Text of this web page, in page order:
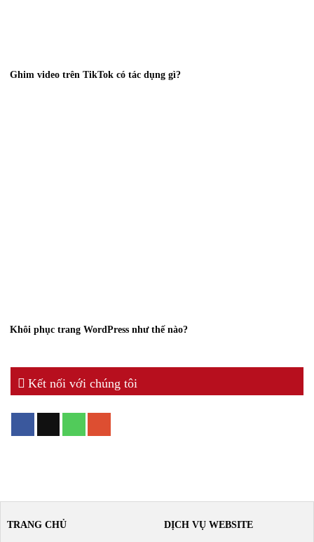
Ghim video trên TikTok có tác dụng gì?
Khôi phục trang WordPress như thế nào?
Kết nối với chúng tôi
TRANG CHỦ DỊCH VỤ WEBSITE